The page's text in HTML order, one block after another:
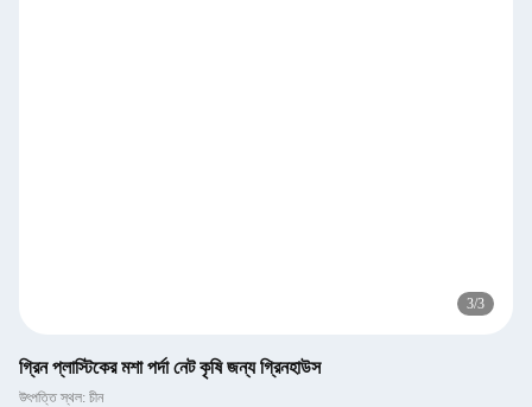
3/3
গ্রিন প্লাস্টিকের মশা পর্দা নেট কৃষি জন্য গ্রিনহাউস
উৎপত্তি স্থল: চীন